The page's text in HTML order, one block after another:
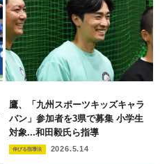
鷹、「九州スポーツキッズキャラ
バン」参加者を3県で募集 小学生
対象...和田毅氏ら指導
伸びる指導法 2026.5.14